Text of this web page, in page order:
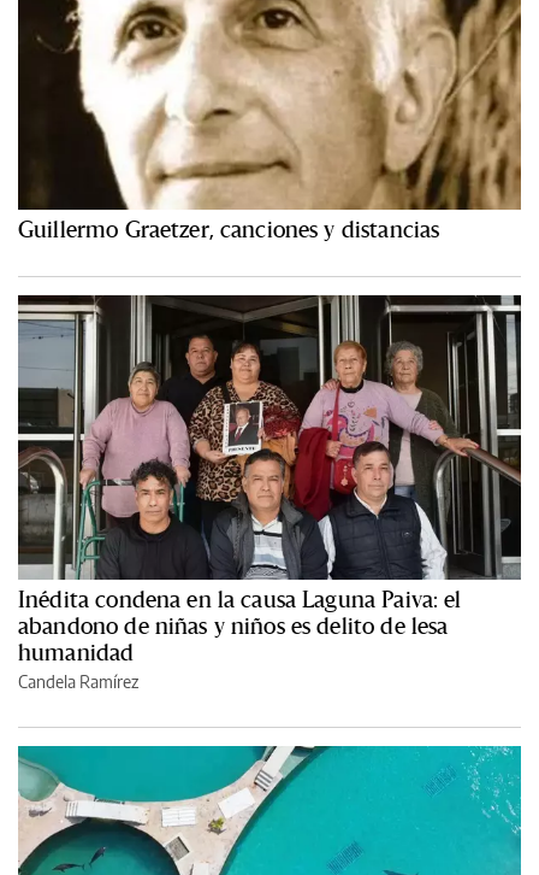
Guillermo Graetzer, canciones y distancias
Inédita condena en la causa Laguna Paiva: el
abandono de niñas y niños es delito de lesa
humanidad
Candela Ramírez